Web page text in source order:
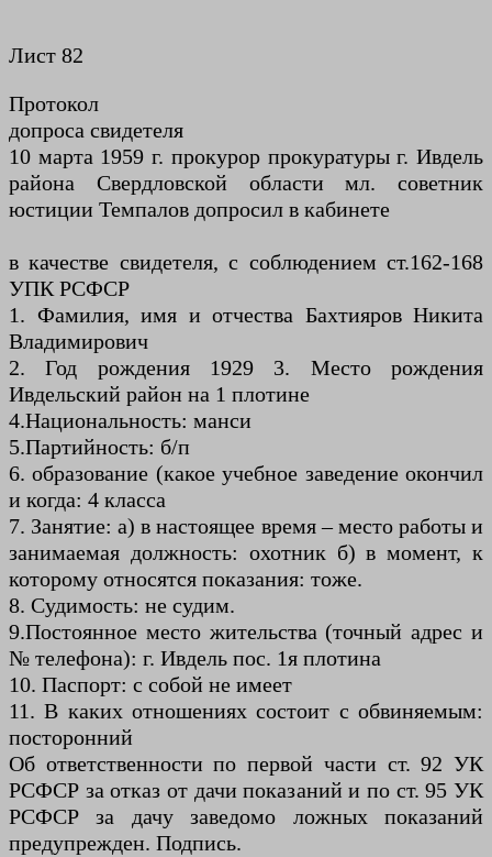
Лист 82
Протокол
допроса свидетеля
10 марта 1959 г. прокурор прокуратуры г. Ивдель
района Свердловской области мл. советник
юстиции Темпалов допросил в кабинете
в качестве свидетеля, с соблюдением ст.162-168
УПК РСФСР
1. Фамилия, имя и отчества Бахтияров Никита
Владимирович
2. Год рождения 1929 3. Место рождения
Ивдельский район на 1 плотине
4.Национальность: манси
5.Партийность: б/п
6. образование (какое учебное заведение окончил
и когда: 4 класса
7. Занятие: а) в настоящее время – место работы и
занимаемая должность: охотник б) в момент, к
которому относятся показания: тоже.
8. Судимость: не судим.
9.Постоянное место жительства (точный адрес и
№ телефона): г. Ивдель пос. 1я плотина
10. Паспорт: с собой не имеет
11. В каких отношениях состоит с обвиняемым:
посторонний
Об ответственности по первой части ст. 92 УК
РСФСР за отказ от дачи показаний и по ст. 95 УК
РСФСР за дачу заведомо ложных показаний
предупрежден. Подпись.